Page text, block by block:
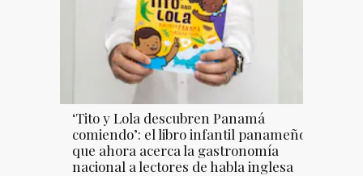
‘Tito y Lola descubren Panamá
comiendo’: el libro infantil panameño
que ahora acerca la gastronomía
nacional a lectores de habla inglesa